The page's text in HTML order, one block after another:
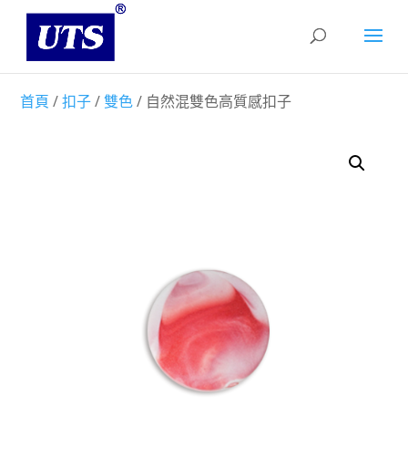
首頁 /扣子/雙色/ 自然混雙色高質感扣子